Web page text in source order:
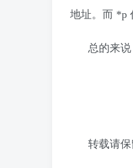
地址。而 *p
总的来
转载请保